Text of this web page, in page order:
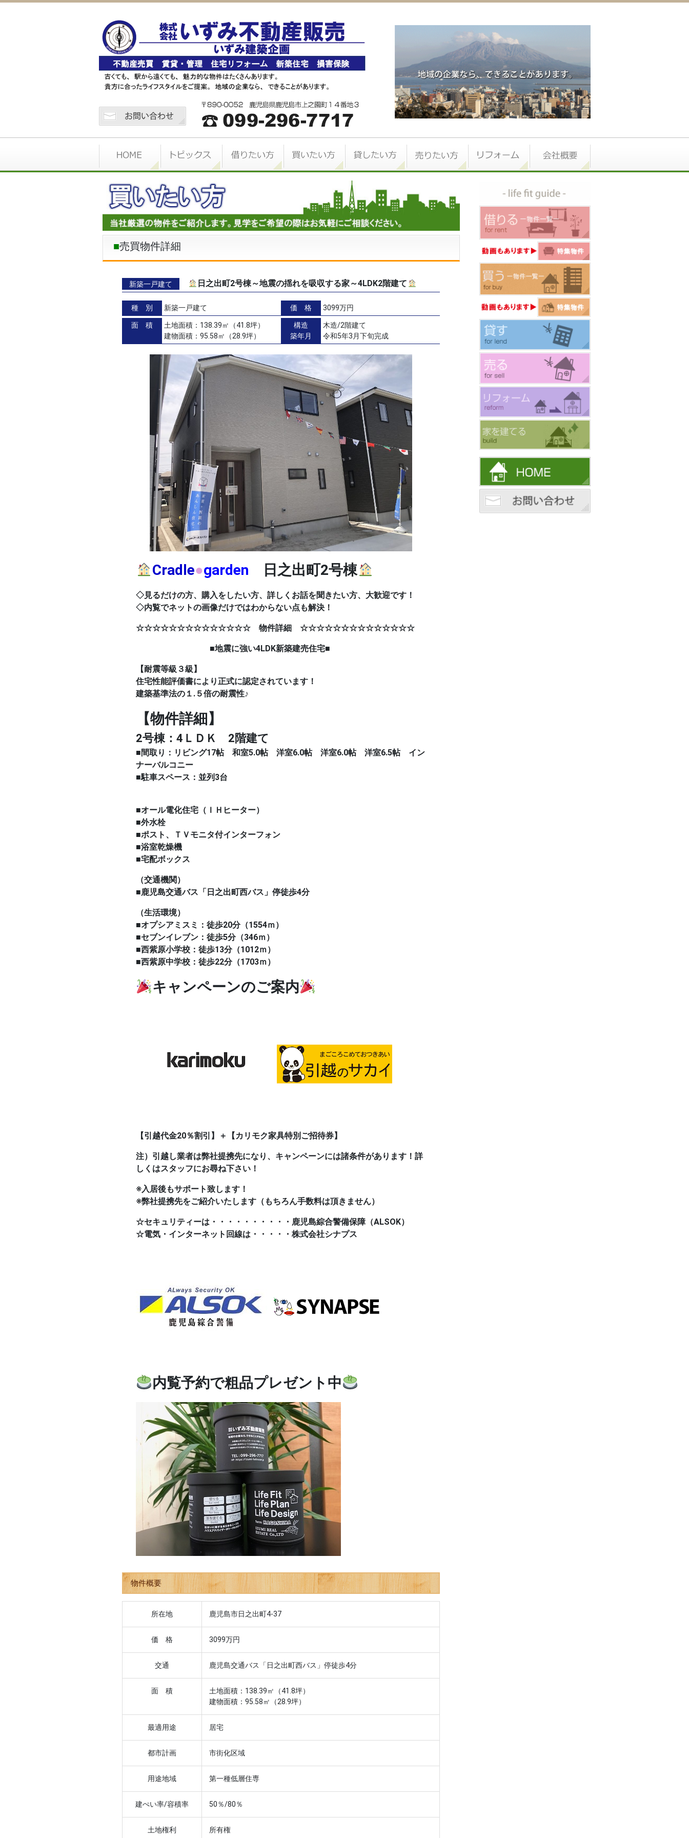
売買物件詳細
新築一戸建て 日之出町2号棟～地震の揺れを吸収する家～4LDK2階建て
種 別 新築一戸建て 価 格 3099万円
面 積
土地面積：138.39㎡（41.8坪）
建物面積：95.58㎡（28.9坪）
構造
築年月
木造/2階建て
令和5年3月下旬完成
Cradle●garden 日之出町2号棟
◇見るだけの方、購入をしたい方、詳しくお話を聞きたい方、大歓迎です！
◇内覧でネットの画像だけではわからない点も解決！
☆☆☆☆☆☆☆☆☆☆☆☆☆☆ 物件詳細 ☆☆☆☆☆☆☆☆☆☆☆☆☆☆
■地震に強い4LDK新築建売住宅■
【耐震等級３級】
住宅性能評価書により正式に認定されています！
建築基準法の１.５倍の耐震性♪
【物件詳細】
2号棟：4 ＬＤＫ 2階建て
■間取り：リビング17帖 和室5.0帖 洋室6.0帖 洋室6.0帖 洋室6.5帖 イン
ナーバルコニー
■駐車スペース：並列3台
■オール電化住宅（ＩＨヒーター）
■外水栓
■ポスト、ＴＶモニタ付インターフォン
■浴室乾燥機
■宅配ボックス
（交通機関）
■鹿児島交通バス「日之出町西バス」停徒歩4分
（生活環境）
■オプシアミスミ：徒歩20分（1554ｍ）
■セブンイレブン：徒歩5分（346ｍ）
■西紫原小学校：徒歩13分（1012ｍ）
■西紫原中学校：徒歩22分（1703ｍ）
キャンペーンのご案内
【引越代金20％割引】＋【カリモク家具特別ご招待券】
注）引越し業者は弊社提携先になり、キャンペーンには諸条件があります！詳
しくはスタッフにお尋ね下さい！
※入居後もサポート致します！
※弊社提携先をご紹介いたします（もちろん手数料は頂きません）
☆セキュリティーは・・・・・・・・・・鹿児島綜合警備保障（ALSOK）
☆電気・インターネット回線は・・・・・株式会社シナプス
内覧予約で粗品プレゼント中
物件概要
所在地 鹿児島市日之出町4-37
価 格 3099万円
交通 鹿児島交通バス「日之出町西バス」停徒歩4分
面 積
土地面積：138.39㎡（41.8坪）
建物面積：95.58㎡（28.9坪）
最適用途 居宅
都市計画 市街化区域
用途地域 第一種低層住専
建ぺい率/容積率 50％/80％
土地権利 所有権